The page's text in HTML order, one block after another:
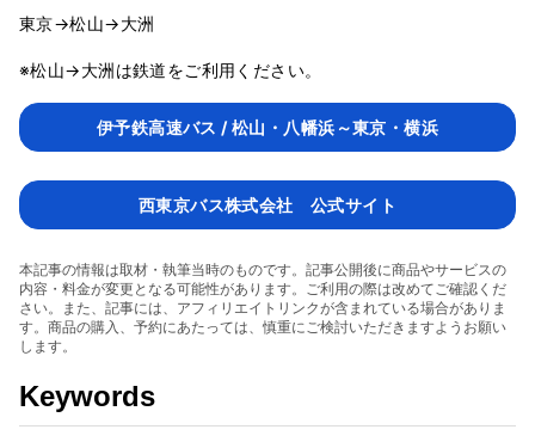
東京→松山→大洲
※松山→大洲は鉄道をご利用ください。
伊予鉄高速バス / 松山・八幡浜～東京・横浜
西東京バス株式会社 公式サイト
本記事の情報は取材・執筆当時のものです。記事公開後に商品やサービスの
内容・料金が変更となる可能性があります。ご利用の際は改めてご確認くだ
さい。また、記事には、アフィリエイトリンクが含まれている場合がありま
す。商品の購入、予約にあたっては、慎重にご検討いただきますようお願い
します。
Keywords